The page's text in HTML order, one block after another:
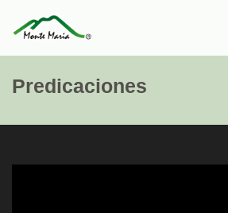
Predicaciones